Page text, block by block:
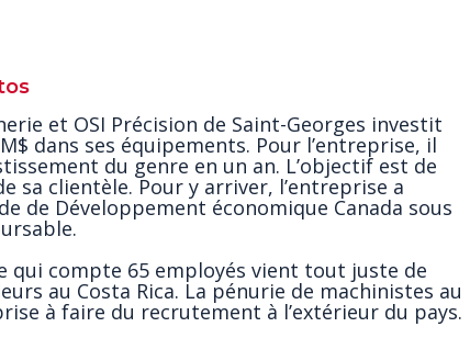
et OSI Précision de Saint-Georges investit
dans ses équipements. Pour l’entreprise, il
du genre en un an. L’objectif est de
sa clientèle. Pour y arriver, l’entreprise a
de Développement économique Canada sous
qui compte 65 employés vient tout juste de
au Costa Rica. La pénurie de machinistes au
à faire du recrutement à l’extérieur du pays.